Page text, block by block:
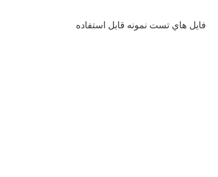
فايل هاي تست نمونه قابل استفاده